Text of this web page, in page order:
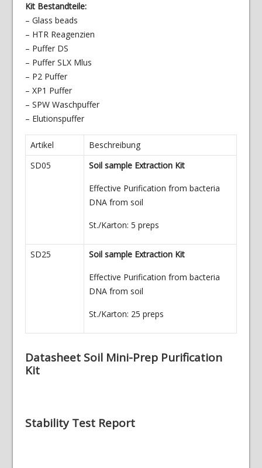
Kit Bestandteile:
– Glass beads
– HTR Reagenzien
– Puffer DS
– Puffer SLX Mlus
– P2 Puffer
– XP1 Puffer
– SPW Waschpuffer
– Elutionspuffer
Artikel
Beschreibung
SD05
Soil sample Extraction Kit
Effective Purification from bacteria
DNA from soil
St./Karton: 5 preps
SD25 Soil sample Extraction Kit
Effective Purification from bacteria
DNA from soil
St./Karton: 25 preps
Datasheet Soil Mini-Prep Purification
Kit
Stability Test Report